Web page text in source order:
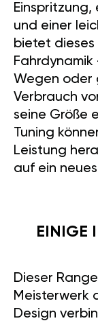
und einer
bietet dieses
Wegen oder
Verbrauch
seine Größe
Tuning
Leistung
auf ein
EINIGE
Dieser
Meisterwerk
Design